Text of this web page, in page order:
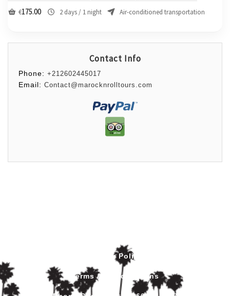
€175.00 2 days / 1 night Air-conditioned transportation
Contact Info
Phone: +212602445017
Email: Contact@marocknrolltours.com
Privacy Policy
Terms And Conditions